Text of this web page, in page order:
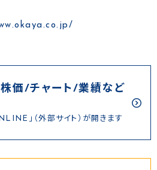
価/チャート/業績など
」（外部サイト）が開きます